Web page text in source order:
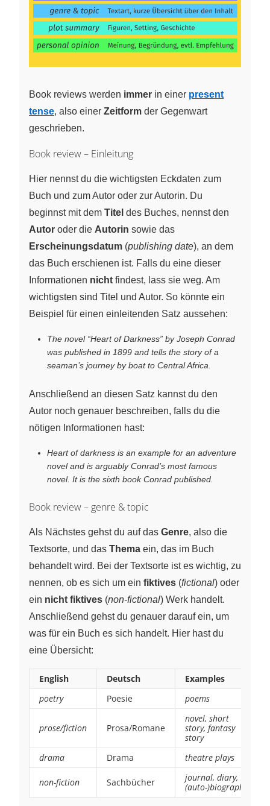
Book reviews werden immer in einer present
tense, also einer Zeitform der Gegenwart
geschrieben.
Book review – Einleitung
Hier nennst du die wichtigsten Eckdaten zum
Buch und zum Autor oder zur Autorin. Du
beginnst mit dem Titel des Buches, nennst den
Autor oder die Autorin sowie das
Erscheinungsdatum (publishing date), an dem
das Buch erschienen ist. Falls du eine dieser
Informationen nicht findest, lass sie weg. Am
wichtigsten sind Titel und Autor. So könnte ein
Beispiel für einen einleitenden Satz aussehen:
The novel “Heart of Darkness” by Joseph Conrad
was published in 1899 and tells the story of a
seaman’s journey by boat to Central Africa.
Anschließend an diesen Satz kannst du den
Autor noch genauer beschreiben, falls du die
nötigen Informationen hast:
Heart of darkness is an example for an adventure
novel and is arguably Conrad’s most famous
novel. It is the sixth book Conrad published.
Book review – genre & topic
Als Nächstes gehst du auf das Genre, also die
Textsorte, und das Thema ein, das im Buch
behandelt wird. Bei der Textsorte ist es wichtig, zu
nennen, ob es sich um ein fiktives (fictional) oder
ein nicht fiktives (non-fictional) Werk handelt.
Anschließend gehst du genauer darauf ein, um
was für ein Buch es sich handelt. Hier hast du
eine Übersicht:
English Deutsch
Examples
poetry
Poesie poems
prose/fiction Prosa/Romane
novel, short
story, fantasy
story
drama
Drama theatre plays
non-fiction Sachbücher
journal, diary,
(auto-)biography